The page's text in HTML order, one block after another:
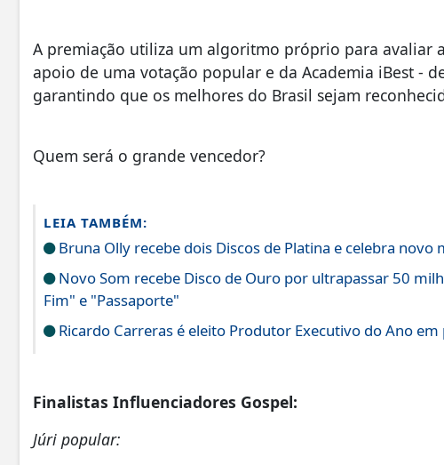
A premiação utiliza um algoritmo próprio para avaliar
apoio de uma votação popular e da Academia iBest -
garantindo que os melhores do Brasil sejam
Quem será o grande vencedor?
LEIA TAMBÉM:
Bruna Olly recebe dois Discos de Platina e celebra
Novo Som recebe Disco de Ouro por ultrapassar 50
Fim" e "Passaporte"
Ricardo Carreras é eleito Produtor Executivo do Ano
Finalistas Influenciadores Gospel:
Júri popular: